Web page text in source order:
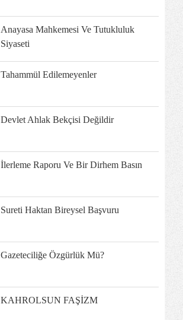
Anayasa Mahkemesi Ve Tutukluluk
Siyaseti
Tahammül Edilemeyenler
Devlet Ahlak Bekçisi Değildir
İlerleme Raporu Ve Bir Dirhem Basın
Sureti Haktan Bireysel Başvuru
Gazeteciliğe Özgürlük Mü?
KAHROLSUN FAŞİZM